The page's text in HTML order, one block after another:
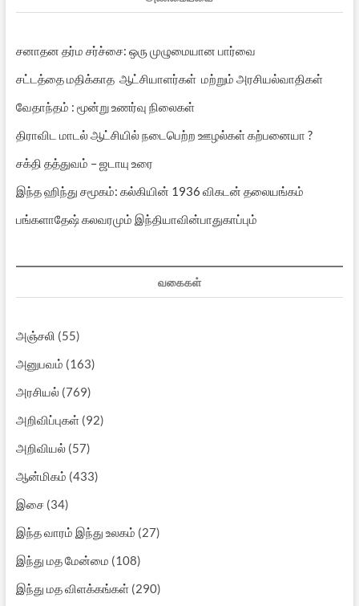
சனாதன தர்ம சர்ச்சை: ஒரு முழுமையான பார்வை
சட்டத்தை மதிக்காத ஆட்சியாளர்கள் மற்றும் அரசியல்வாதிகள்
வேதாந்தம் : மூன்று உணர்வு நிலைகள்
திராவிட மாடல் ஆட்சியில் நடைபெற்ற ஊழல்கள் கற்பனையா ?
சக்தி தத்துவம் – ஜடாயு உரை
இந்த ஹிந்து சமூகம்: கல்கியின் 1936 விகடன் தலையங்கம்
பங்களாதேஷ் கலவரமும் இந்தியாவின்பாதுகாப்பும்
வகைகள்
அஞ்சலி (55)
அனுபவம் (163)
அரசியல்(769)
அறிவிப்புகள்(92)
அறிவியல்(57)
ஆன்மிகம் (433)
இசை(34)
இந்த வாரம் இந்து உலகம் (27)
இந்து மத மேன்மை (108)
இந்து மத விளக்கங்கள்(290)